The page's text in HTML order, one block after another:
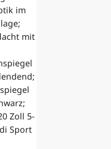
im
mit
Zoll 5-
Sport